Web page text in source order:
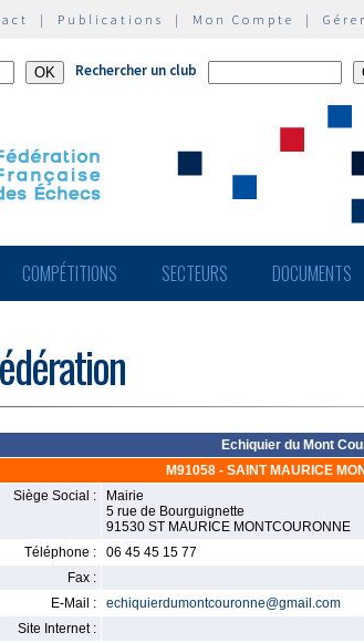
| Publications | Mon Compte |
Rechercher un club
COMPÉTITIONS SECTEURS DOCUMENTS
Echiquier du Mont
M91058 - SAINT MAURICE
Siège Social :
Mairie
5 rue de Bourguignette
91530 ST MAURICE MONTCOURONNE
Téléphone :
06 45 45 15 77
Fax :
E-Mail :
echiquierdumontcouronne@gmail.com
Site Internet :